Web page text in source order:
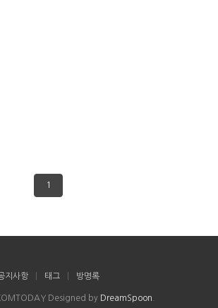
1
지사항 태그 방명록
Designed by DreamSpoon